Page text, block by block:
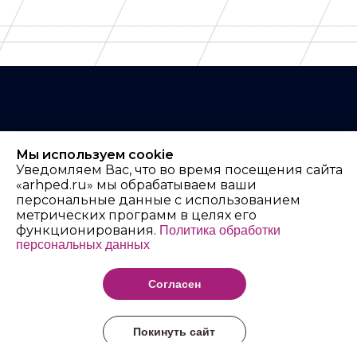
Архангельский
педагогический
колледж имени Р.Е.
Шаниной
Мы используем cookie
Уведомляем Вас, что во время посещения сайта
«arhped.ru» мы обрабатываем ваши
персональные данные с использованием
метрических программ в целях его
функционирования. Политика обработки
персональных данных
Согласен
Покинуть сайт